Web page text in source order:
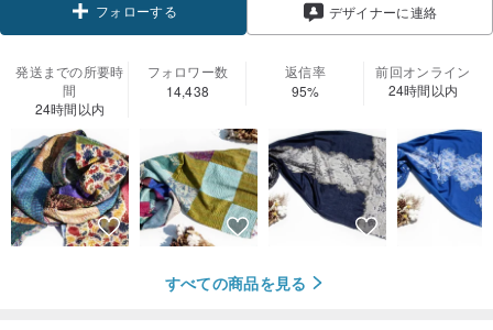
フォローする デザイナーに連絡
発送までの所要時
間
24時間以内
フォロワー数
14,438
返信率
95%
前回オンライン
24時間以内
すべての商品を見る